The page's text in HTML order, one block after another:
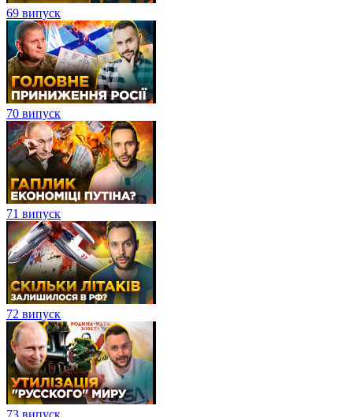
69 випуск
70 випуск
71 випуск
72 випуск
73 випуск